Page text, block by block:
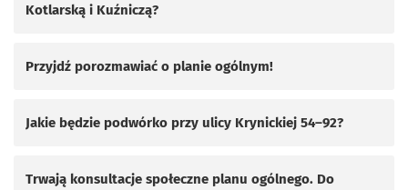
Kotlarską i Kuźniczą?
Przyjdź porozmawiać o planie ogólnym!
Jakie będzie podwórko przy ulicy Krynickiej 54–92?
Trwają konsultacje społeczne planu ogólnego. Do